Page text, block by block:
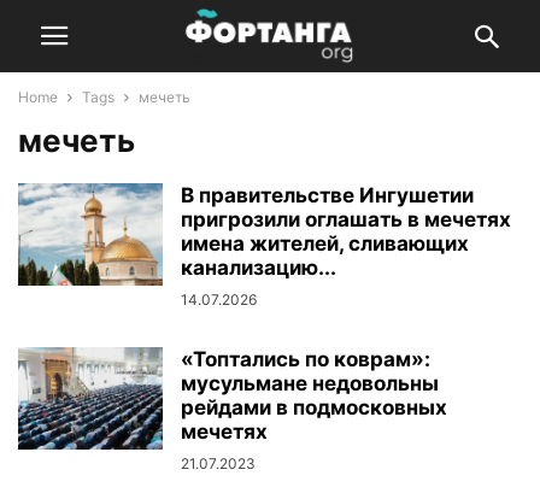
Home Tags мечеть
мечеть
В правительстве Ингушетии
пригрозили оглашать в мечетях
имена жителей, сливающих
канализацию...
14.07.2026
«Топтались по коврам»:
мусульмане недовольны
рейдами в подмосковных
мечетях
21.07.2023